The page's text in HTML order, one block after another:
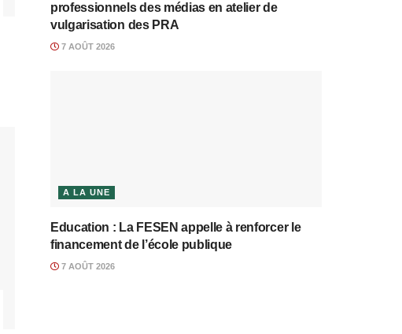
professionnels des médias en atelier de
vulgarisation des PRA
7 AOÛT 2026
A LA UNE
Education : La FESEN appelle à renforcer le
financement de l’école publique
7 AOÛT 2026